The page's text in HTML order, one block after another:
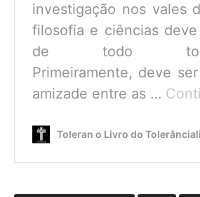
investigação nos vales
filosofia e ciências
de todo
Primeiramente, deve
amizade entre as …
Toleran o Livro do